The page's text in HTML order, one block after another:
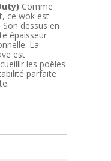
Comme
ce wok est
dessus en
épaisseur
La
est
les poêles
parfaite